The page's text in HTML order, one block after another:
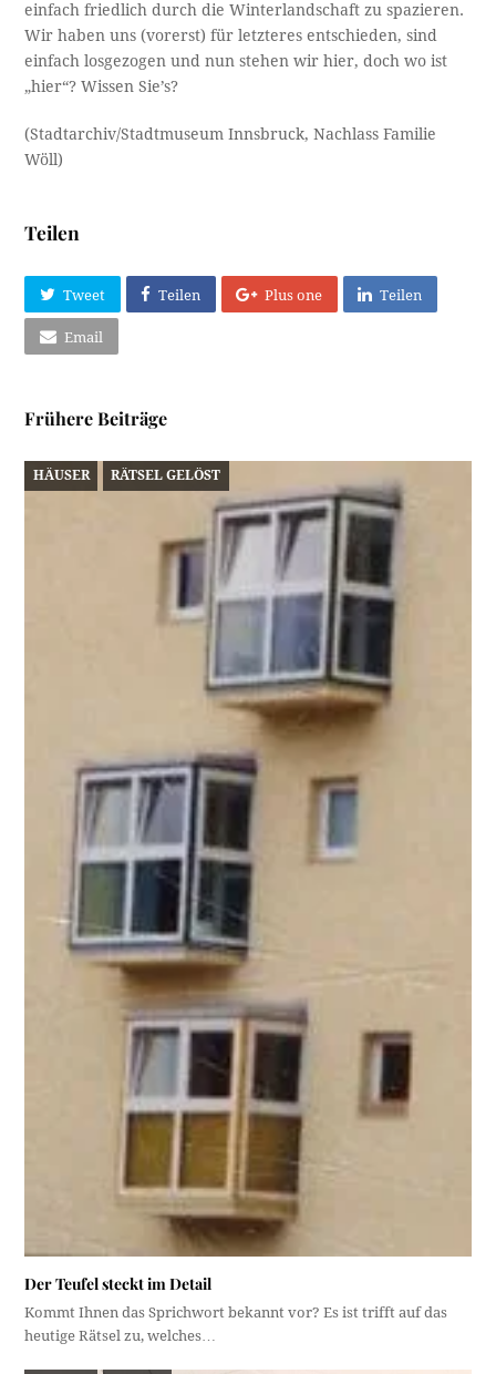
einfach friedlich durch die Winterlandschaft zu spazieren.
Wir haben uns (vorerst) für letzteres entschieden, sind
einfach losgezogen und nun stehen wir hier, doch wo ist
„hier“? Wissen Sie’s?
(Stadtarchiv/Stadtmuseum Innsbruck, Nachlass Familie
Wöll)
Teilen
Tweet Teilen Plus one Teilen
Email
Frühere Beiträge
HÄUSER RÄTSEL GELÖST
Der Teufel steckt im Detail
Kommt Ihnen das Sprichwort bekannt vor? Es ist trifft auf das
heutige Rätsel zu, welches…